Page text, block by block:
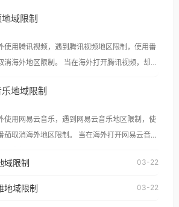
域限制
使用腾讯视频，遇到腾讯视频地区限制，使用番
外地区限制。 当在海外打开腾讯视频，却突
澳门、台湾、美国、加拿
他音乐平台一样，出现地区及版权限制问题，且
国大陆地区播放。 遇到这个问题的朋友们，
、美国、加拿大、澳大利亚、欧洲等国家和地区
地域限制
使用网易云音乐，遇到网易云音乐地区限制，使
取消海外地区限制。 当在海外打开网易云音
语。 海外用户如香港、澳门、台湾、美
域限制 03-22
地域限制 03-22